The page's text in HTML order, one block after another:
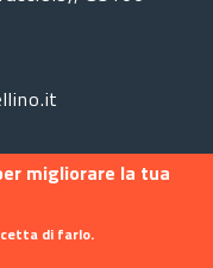
migliorare la tua
di farlo.